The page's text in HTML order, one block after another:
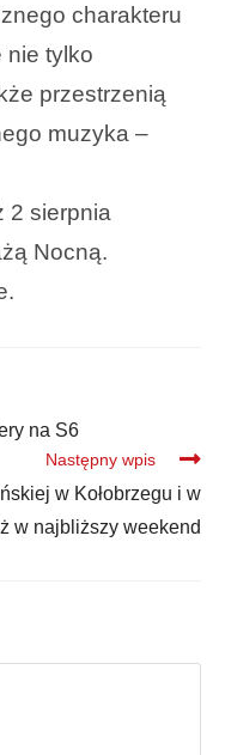
charakteru
nie tylko
przestrzenią
muzyka –
2 sierpnia
Nocną.
na S6
Następny wpis
w Kołobrzegu i w
w najbliższy weekend